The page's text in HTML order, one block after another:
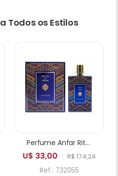
Todos os Estilos
Perfume Anfar Rituals of Anfar Chef-D'oeuvre Extrait de Parfum Unissex 80ml
U$ 33,00 R$ 174,24
Ref.: 732055